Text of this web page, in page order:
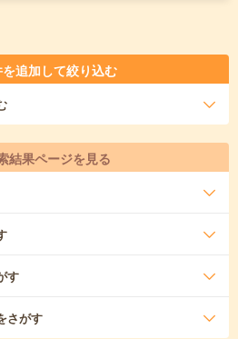
追加して絞り込む
結果ページを見る
す
さがす